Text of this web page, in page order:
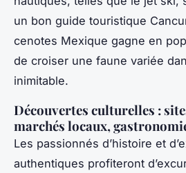
un bon guide touristique
cenotes Mexique gagne en
de croiser une faune variée
inimitable.
Découvertes culturelles :
marchés locaux,
Les passionnés d’histoire et
authentiques profiteront